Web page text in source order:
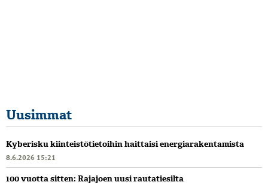
Uusimmat
Kyberisku kiinteistötietoihin haittaisi energiarakentamista
8.6.2026 15:21
100 vuotta sitten: Rajajoen uusi rautatiesilta